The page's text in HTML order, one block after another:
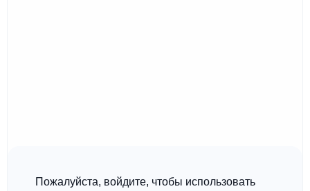
Пожалуйста, войдите, чтобы использовать